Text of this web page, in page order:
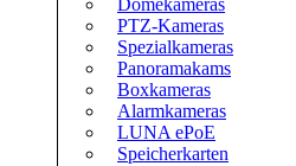
PTZ-Kameras
Spezialkameras
Panoramakams
Boxkameras
Alarmkameras
LUNA ePoE
Speicherkarten